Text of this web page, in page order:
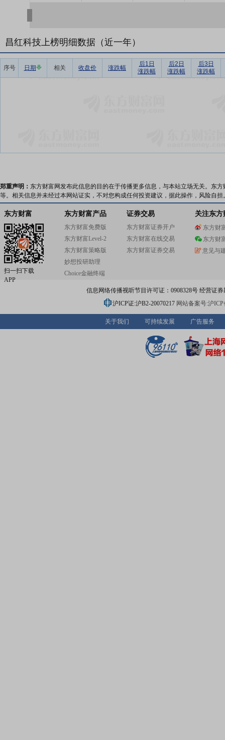
昌红科技上榜明细数据（近一年）
序号 日期 相关 收盘价 涨跌幅
后1日
涨跌幅
后2日
涨跌幅
后3日
涨跌幅
郑重声明： 东方财富网发布此信息的目的在于传播更多信息，与本站立场无关。东
等。相关信息并未经过本网站证实，不对您构成任何投资建议，据此操作，风险自担